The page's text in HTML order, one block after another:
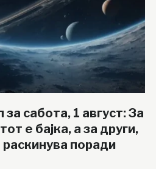
сабота, 1 август: За
е бајка, а за други,
раскинува поради